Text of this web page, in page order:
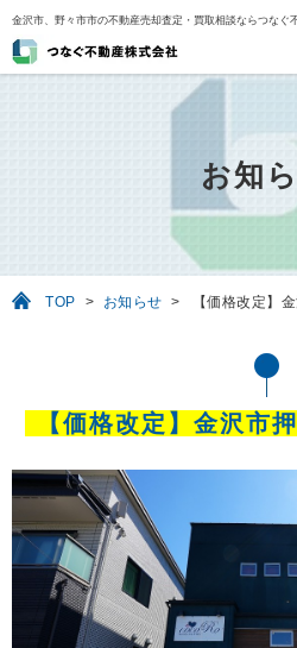
金沢市、野々市市の不動産売却査定・買取相談ならつなぐ
実績
USEFUL
お役立ち情報
REASON
つなぐ不動産株式会社が 選ばれ
COMPANY
お知
TOP > お知らせ > 【価格改定】
【価格改定】金沢市